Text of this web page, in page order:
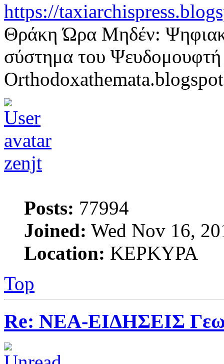
https://
Θράκη Ώρα Μηδέν:
σύστημα του
zenjt
Posts: 77994
Joined: Wed Nov 16,
Location: ΚΕΡΚΥΡΑ
Top
Re: ΝΕΑ-ΕΙΔΗΣΕΙΣ